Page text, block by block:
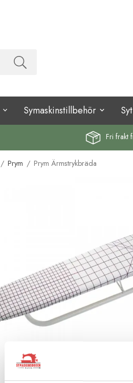
Symaskinstillbehör
Fri frakt
/ Prym / Prym Ärmstrykbräda